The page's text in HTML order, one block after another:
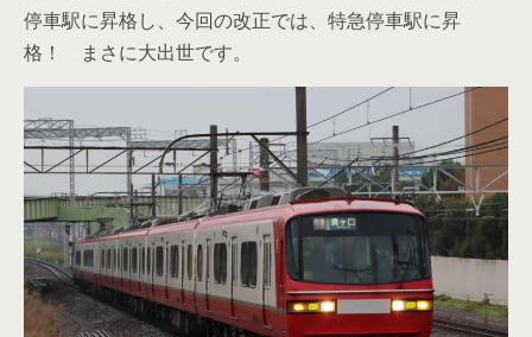
停車駅に昇格し、今回の改正では、特急停車駅に昇
格！ まさに大出世です。